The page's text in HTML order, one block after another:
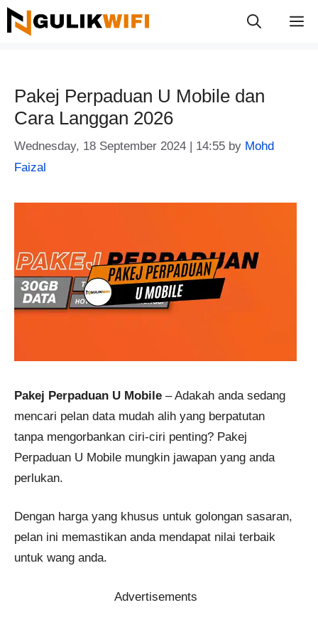
Skip
to
Pakej Perpaduan U Mobile dan
Cara Langgan 2026
Wednesday, 18 September 2024 | 14:55 by Mohd
Faizal
Pakej Perpaduan U Mobile – Adakah anda sedang
mencari pelan data mudah alih yang berpatutan
tanpa mengorbankan ciri-ciri penting? Pakej
Perpaduan U Mobile mungkin jawapan yang anda
perlukan.
Dengan harga yang khusus untuk golongan sasaran,
pelan ini memastikan anda mendapat nilai terbaik
untuk wang anda.
Advertisements